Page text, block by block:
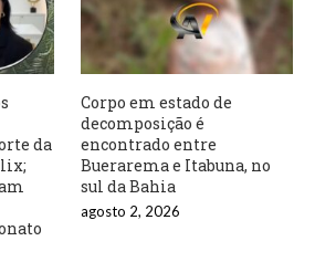
da
Corpo em estado de
decomposição é
encontrado entre
Buerarema e Itabuna, no
sul da Bahia
agosto 2, 2026